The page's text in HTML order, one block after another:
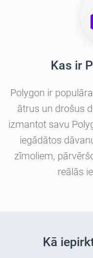
Kas ir
Polygon ir
ātrus un drošus
izmantot savu
iegādātos
zīmoliem,
reālās
Kā